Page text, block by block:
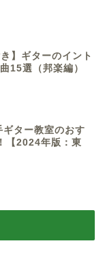
】ギターのイント
15選（邦楽編）
ター教室のおす
【2024年版：東